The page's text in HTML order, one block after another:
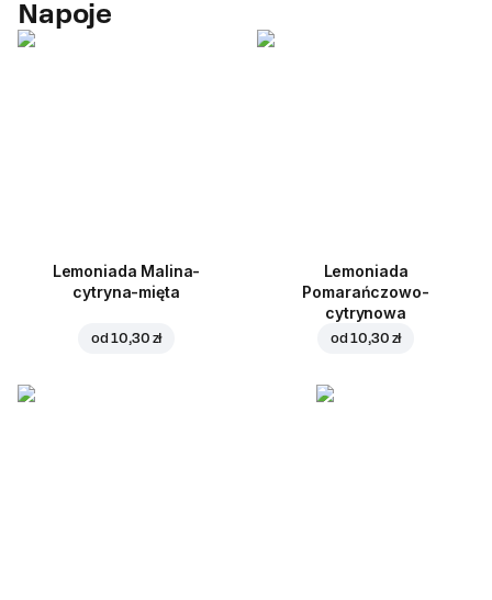
Napoje
Lemoniada Malina-
cytryna-mięta
od10,30 zł
Lemoniada
Pomarańczowo-
cytrynowa
od10,30 zł